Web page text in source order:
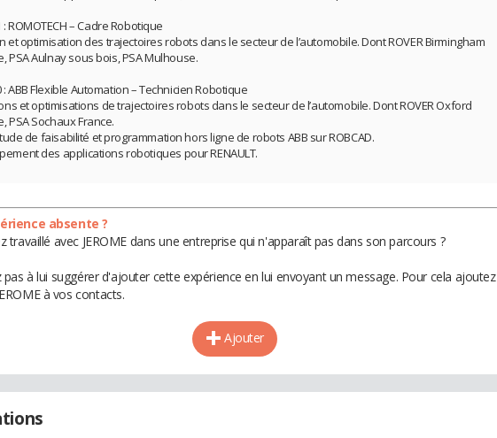
: ROMOTECH – Cadre Robotique
et optimisation des trajectoires robots dans le secteur de l’automobile. Dont ROVER Birmingham
PSA Aulnay sous bois, PSA Mulhouse.
: ABB Flexible Automation – Technicien Robotique
et optimisations de trajectoires robots dans le secteur de l’automobile. Dont ROVER Oxford
PSA Sochaux France.
de faisabilité et programmation hors ligne de robots ABB sur ROBCAD.
des applications robotiques pour RENAULT.
absente ?
travaillé avec JEROME dans une entreprise qui n'apparaît pas dans son parcours ?
pas à lui suggérer d'ajouter cette expérience en lui envoyant un message. Pour cela ajoutez
à vos contacts.
Ajouter